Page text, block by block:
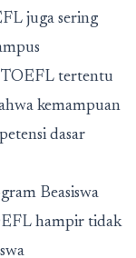
juga sering
TOEFL tertentu
kemampuan
dasar
Beasiswa
hampir tidak